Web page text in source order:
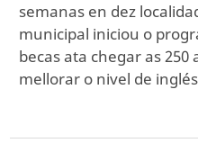
semanas en dez
municipal iniciou o
becas ata chegar as
mellorar o nivel de